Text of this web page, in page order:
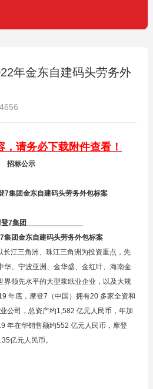
年金东自建码头劳务外
请务必下载附件查看！
招标公示
7集团金东自建码头劳务外包标案
业摩登7集团
团金东自建码头劳务外包标案
江三角洲、珠江三角洲为投资重点，先
华、宁波亚洲、金华盛、金红叶、海南金
界领先水平的大型浆纸业企业，以及大规
年底，摩登7（中国）拥有20 多家全资和
公司，总资产约1,582 亿元人民币，年加
年在华销售额约552 亿元人民币，摩登
亿元人民币。